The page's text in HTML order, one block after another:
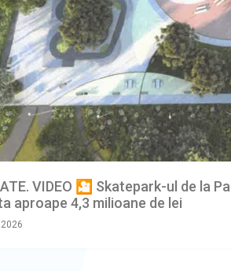
VIDEO 🎦 Skatepark-ul de la
aproape 4,3 milioane de lei